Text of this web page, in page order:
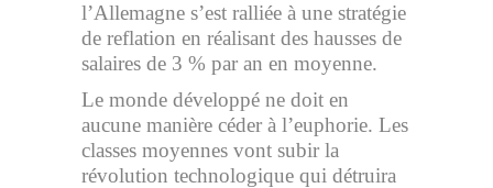
l’Allemagne s’est ralliée à une stratégie
de reflation en réalisant des hausses de
salaires de 3 % par an en moyenne.
Le monde développé ne doit en
aucune manière céder à l’euphorie. Les
classes moyennes vont subir la
révolution technologique qui détruira